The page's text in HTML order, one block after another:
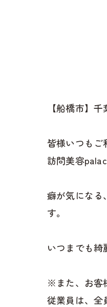
【船橋市】
皆様いつもご
訪問美容
癖が気になる
す。
いつまでも綺
※また、お客
従業員は、全